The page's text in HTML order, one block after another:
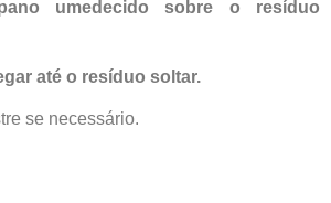
umedecido sobre o resíduo
até o resíduo soltar.
se necessário.